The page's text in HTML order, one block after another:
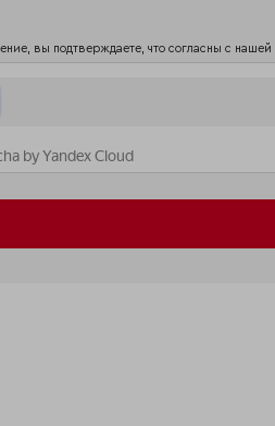
вы подтверждаете, что согласны с нашей